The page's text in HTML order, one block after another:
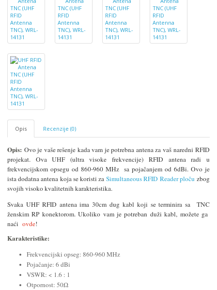
Opis Recenzije (0)
Opis: Ovo je vaše rešenje kada vam je potrebna antena za vaš naredni RFID
projekat. Ova UHF (ultra visoke frekvencije)RFID antena radi u
frekvencijskom opsegu od 860-960 MHz sa pojačanjem od 6dBi. Ovo je
ista dodatna antena koja se koristi zaSimultaneous RFID Reader ploču zbog
svojih visoko kvalitetnih karakteristika.
Svaka UHF RFID antena ima 30cm dug kabl koji se terminira sa TNC
ženskim RP konektorom. Ukoliko vam je potreban duži kabl, možete ga
naći ovde!
Karakteristike:
Frekvencijski opseg: 860-960 MHz
Pojačanje: 6 dBi
VSWR: < 1.6 : 1
Otpornost: 50Ω